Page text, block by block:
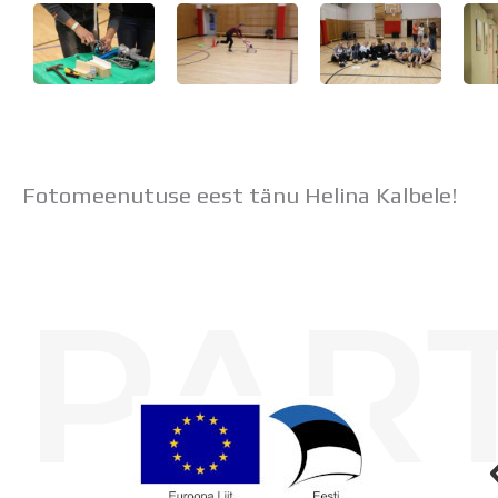
Fotomeenutuse eest tänu Helina Kalbele!